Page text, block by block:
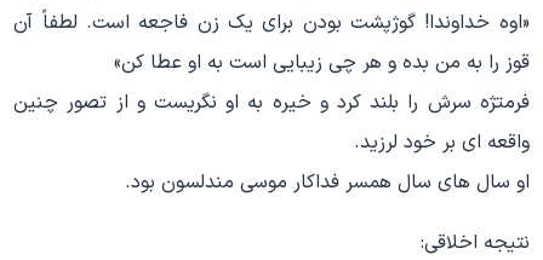
«اوه خداوندا! گوژپشت بودن برای یک زن فاجعه است. لطفاً آن
قوز را به من بده و هر چی زیبایی است به او عطا کن»
فرمتژه سرش را بلند کرد و خیره به او نگریست و از تصور چنین
واقعه ای بر خود لرزید.
او سال های سال همسر فداکار موسی مندلسون بود.
نتیجه اخلاقی: